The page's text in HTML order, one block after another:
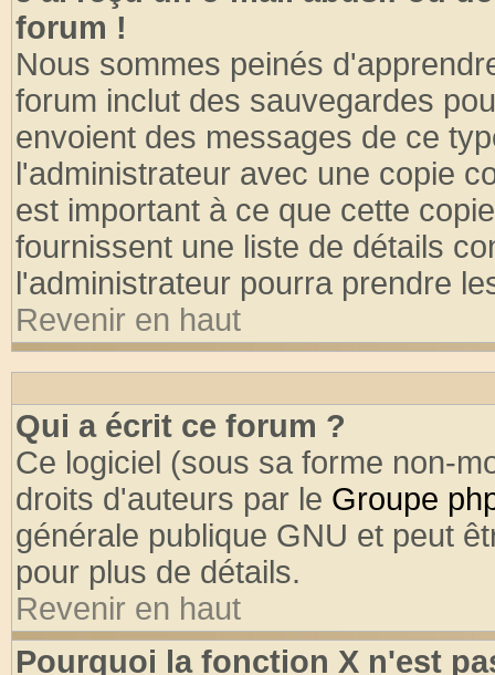
forum !
Nous sommes peinés
forum inclut des sauvegardes
envoient des messages de ce
l'administrateur avec une copie
est important à ce que cette
fournissent une liste de détails
l'administrateur pourra prendre
Revenir en haut
Qui a écrit ce forum ?
Ce logiciel (sous sa forme non-
droits d'auteurs par le Groupe
générale publique GNU et peut
pour plus de détails.
Revenir en haut
Pourquoi la fonction X n'est